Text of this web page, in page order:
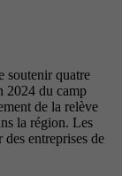
soutenir quatre
2024 du camp
de la relève
la région. Les
entreprises de